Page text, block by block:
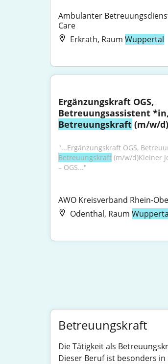
Ambulanter
Care
Erkrath, Raum Wuppertal
Ergänzungskraft OGS,
Betreuungskraft (m/w/d)
Betreuungskraft (m/w/d)Kleiner
– OGS..."
AWO Kreisverband Rhein-
Odenthal, Raum
Betreuungskraft
Die Tätigkeit als
Dieser Beruf ist besonders